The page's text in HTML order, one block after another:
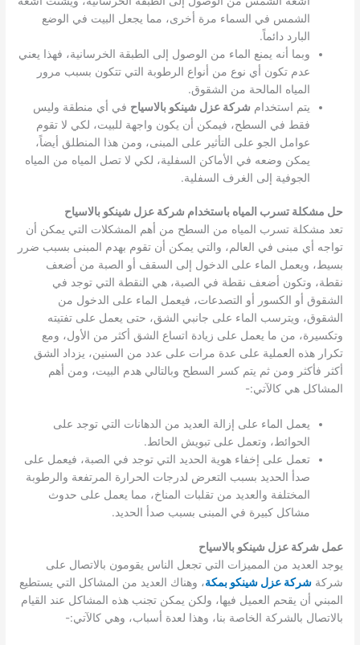
الشمس في السماء مرة أخرى، مما يجعل البيت في الوضع
البارد دائماً.
وبما أنه يمنع الماء من الوصول إلى الطبقة الخرسانية، فهذا يعني
عدم تكون أي نوع من أنواع الرطوبة التي تتكون بسبب مرور
المياه المالحة من الشقوق.
يتم استخدام شركة عزل شينكو بالاسياح في أي منطقة وليس
فقط في السطح، فيمكن أن يكون واجهة للبيت، لكي لا تقوم
عوامل الجو على التأثير على المبنى، ومن هذا المنطلق أيضاً،
يمكن وضعه في الأماكن السفلية، لكي لا تصل المياه من المياه
الجوفية إلى الغرف السفلية.
حل مشكلة تسرب المياه باستخدام شركة عزل شينكو بالاسياح
تعد مشكلة تسرب المياه من السطح من أهم المشكلات التي يمكن أن
تواجه أي مبنى في العالم، والتي يمكن أن تقوم بهدم المبنى بسبب ضرر
بسيط، ويعمل الماء على الدخول إلى السقف أو الصبة من أضعف
نقطة، وتكون أضعف نقطة في الصبة، هي النقطة التي توجد في
الشقوق أو الكسور أو التصدعات، فيعمل الماء على الدخول من
الشقوق، ويترسب الماء على جانبي الشق، حتى يعمل على تفتيته
وتكسيرة، من ما يعمل على زيادة اتساع الشق أكثر من الأول، ومع
تكرار هذه العملية على عدة مرات على عدد من السنين، يزداد الشق
أكثر فأكثر ومن ثم يتم كسر السطح وبالتالي هدم البيت، ومن أهم
المشاكل هي كالآتي:-
يعمل الماء على إزالة العديد من الدهانات التي توجد على
الحوائط، وتعمل على تبويش الحائط.
تعمل على إخفاء هوية الحديد التي توجد في الصبة، فيعمل على
صدأ الحديد بسبب التعرض لدرجات الحرارة المرتفعة والرطوبة
المختلفة والعديد من تقلبات المناخ، مما يعمل على حدوث
مشاكل كبيرة في المبنى بسبب صدأ الحديد.
عمل شركة عزل شينكو بالاسياح
يوجد العديد من المميزات التي تجعل الناس يقومون بالاتصال على
شركةشركة عزل شينكو بمكة، وهناك العديد من المشاكل التي يستطيع
المبني أن يقحم العميل فيها، ولكن يمكن تجنب هذه المشاكل عند القيام
بالاتصال بالشركة الخاصة بنا، وهذا لعدة أسباب، وهي كالآتي:-